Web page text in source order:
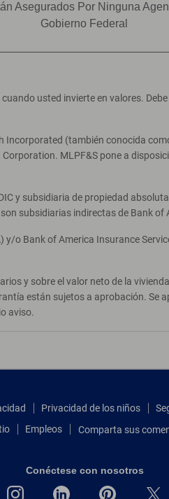
Asegurados Por Ninguna
Gobierno Federal
usted invierte en valores.
(también conocida
MLPF&S pone a
y subsidiaria de propiedad
subsidiarias indirectas de Bank of
o Bank of America Insurance
y sobre el valor neto de la
están sujetos a aprobación. Se
aviso.
Privacidad de los niños
Empleos Comparta
Conéctese con nosotros